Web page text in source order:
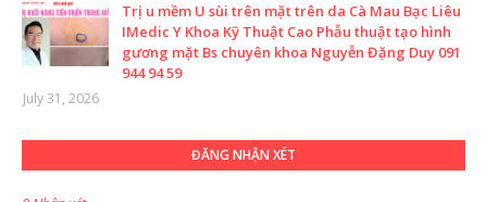
Trị u mềm U sùi trên mặt trên da Cà Mau Bạc Liêu
IMedic Y Khoa Kỹ Thuật Cao Phẫu thuật tạo hình
gương mặt Bs chuyên khoa Nguyễn Đặng Duy 091
944 94 59
July 31, 2026
ĐĂNG NHẬN XÉT